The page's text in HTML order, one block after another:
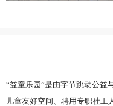
“益童乐园”是由字节跳动公益
儿童友好空间、聘用专职社工